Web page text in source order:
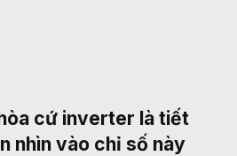
cứ inverter là tiết
nhìn vào chỉ số này